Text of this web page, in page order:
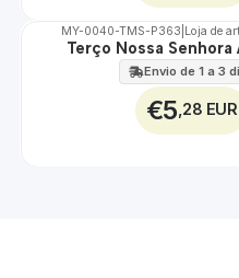
🇵🇹
MY-0040-TMS-P363 Loja de
Terço Nossa Senhora
Envio de 1 a 3
€5 ,28 EUR